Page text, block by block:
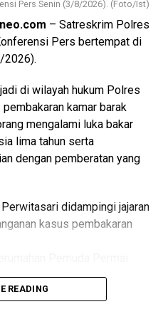
kecamatan pemerintah
daerah terkait penanganan
pelayanan kepada
secara
Twitter/X 0
Pers Senin (3/8/2026). (Foto/Ist)
– Satreskrim Polres
Pers bertempat di
2026).
di wilayah hukum Polres
kamar barak
mengalami luka bakar
lima tahun serta
dengan pemberatan yang
didampingi jajaran
kasus pembakaran
Kecamatan Selat.
READING